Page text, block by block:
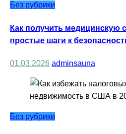
Без рубрики
Как получить медицинскую
простые шаги к
01.03.2026 adminsauna
Без рубрики